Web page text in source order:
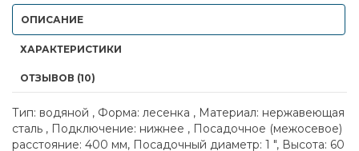
ОПИСАНИЕ
ХАРАКТЕРИСТИКИ
ОТЗЫВОВ (10)
Тип: водяной , Форма: лесенка , Материал: нержавеющая
сталь , Подключение: нижнее , Посадочное (межосевое)
расстояние: 400 мм, Посадочный диаметр: 1 ", Высота: 60